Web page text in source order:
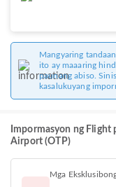
Mangyaring
ito ay maaaring
paunang abiso.
kasalukuyang
Impormasyon ng Flight
Airport (OTP)
Mga